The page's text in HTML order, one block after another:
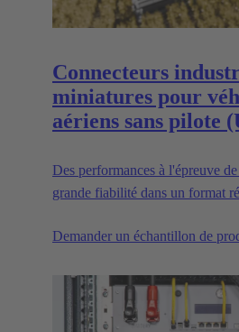
Connecteurs
miniatures pour
aériens sans pilote
Des performances à l'épreuve
grande fiabilité dans un format
confiance HARTING présente
Demander un échantillon de